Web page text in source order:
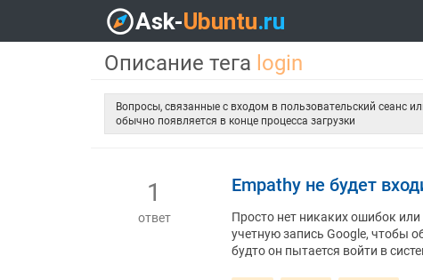
Описание тега login
Вопросы, связанные с входом в пользовательский сеанс
обычно появляется в конце процесса загрузки
1
ответ
Empathy не будет
Просто нет никаких ошибок
учетную запись Google, чтобы
будто он пытается войти в